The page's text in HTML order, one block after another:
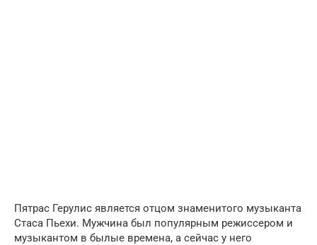
Пятрас Герулис является отцом знаменитого музыканта
Стаса Пьехи. Мужчина был популярным режиссером и
музыкантом в былые времена, а сейчас у него